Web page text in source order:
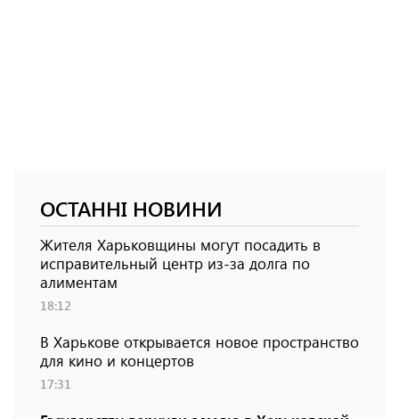
ОСТАННІ НОВИНИ
Жителя Харьковщины могут посадить в
исправительный центр из-за долга по
алиментам
18:12
В Харькове открывается новое пространство
для кино и концертов
17:31